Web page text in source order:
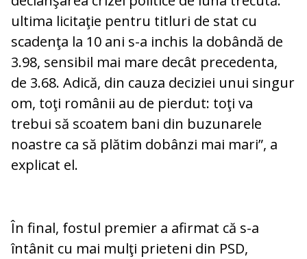
ultima licitaţie pentru titluri de stat cu
scadenţa la 10 ani s-a inchis la dobândă de
3.98, sensibil mai mare decât precedenta,
de 3.68. Adică, din cauza deciziei unui singur
om, toţi românii au de pierdut: toţi va
trebui să scoatem bani din buzunarele
noastre ca să plătim dobânzi mai mari”, a
explicat el.
În final, fostul premier a afirmat că s-a
întânit cu mai mulţi prieteni din PSD,